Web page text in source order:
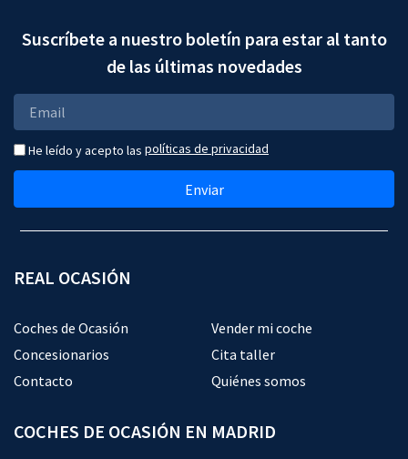
Suscríbete a nuestro boletín para estar al tanto
de las últimas novedades
He leído y acepto las políticas de privacidad
Enviar
REAL OCASIÓN
Coches de Ocasión
Concesionarios
Contacto
Vender mi coche
Cita taller
Quiénes somos
COCHES DE OCASIÓN EN MADRID